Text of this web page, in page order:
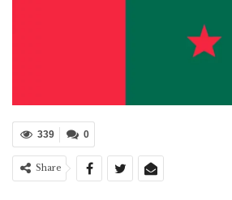
0
339
Share